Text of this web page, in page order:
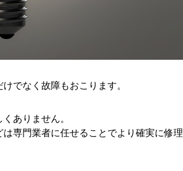
でなく故障もおこります。
ありません。
専門業者に任せることでより確実に修理